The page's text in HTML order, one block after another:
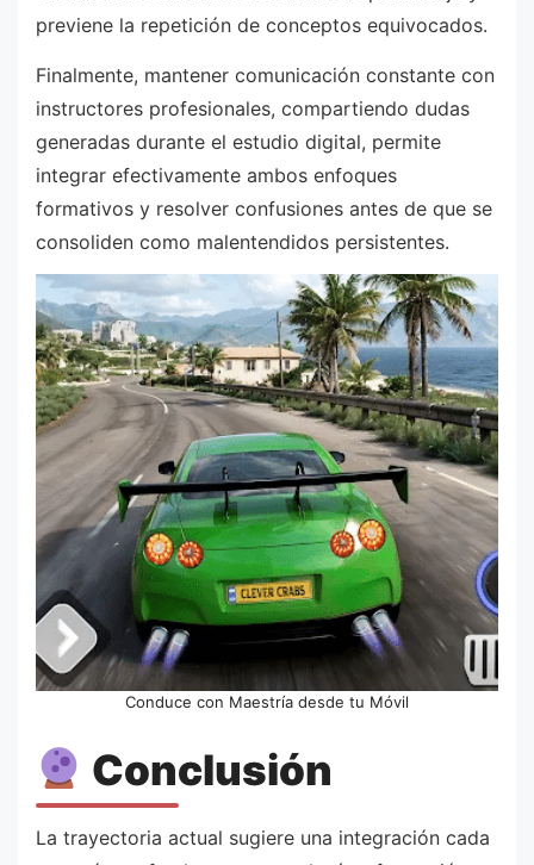
previene la repetición de conceptos equivocados.
Finalmente, mantener comunicación constante con
instructores profesionales, compartiendo dudas
generadas durante el estudio digital, permite
integrar efectivamente ambos enfoques
formativos y resolver confusiones antes de que se
consoliden como malentendidos persistentes.
Conduce con Maestría desde tu Móvil
Conclusión
La trayectoria actual sugiere una integración cada